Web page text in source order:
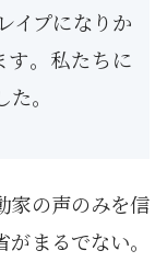
イプになりか
。私たちに
。
家の声のみを信
まるでない。